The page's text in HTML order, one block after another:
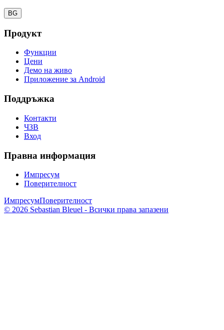
BG
Продукт
Функции
Цени
Демо на живо
Приложение за Android
Поддръжка
Контакти
ЧЗВ
Вход
Правна информация
Импресум
Поверителност
ИмпресумПоверителност
© 2026 Sebastian Bleuel - Всички права запазени